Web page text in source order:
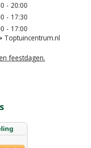
- 20:00
- 17:30
- 17:00
Toptuincentrum.nl
feestdagen.